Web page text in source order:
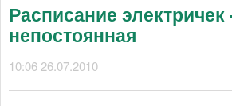
Расписание
непостоянная
10:06 26.07.2010